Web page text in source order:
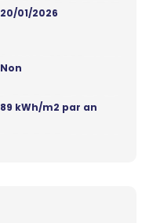
20/01/2026
Non
89 kWh/m2 par an